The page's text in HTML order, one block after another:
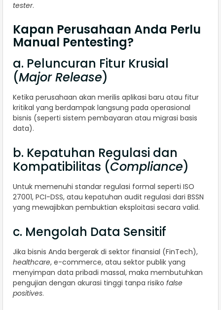
tester.
Kapan Perusahaan Anda Perlu
Manual Pentesting?
a. Peluncuran Fitur Krusial
(Major Release)
Ketika perusahaan akan merilis aplikasi baru atau fitur
kritikal yang berdampak langsung pada operasional
bisnis (seperti sistem pembayaran atau migrasi basis
data).
b. Kepatuhan Regulasi dan
Kompatibilitas (Compliance)
Untuk memenuhi standar regulasi formal seperti ISO
27001, PCI-DSS, atau kepatuhan audit regulasi dari BSSN
yang mewajibkan pembuktian eksploitasi secara valid.
c. Mengolah Data Sensitif
Jika bisnis Anda bergerak di sektor finansial (FinTech),
healthcare, e-commerce, atau sektor publik yang
menyimpan data pribadi massal, maka membutuhkan
pengujian dengan akurasi tinggi tanpa risiko false
positives.